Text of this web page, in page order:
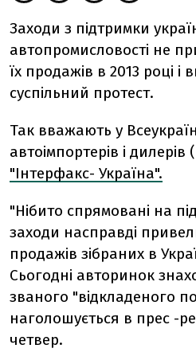
Заходи з підтримки
автопромисловості не
їх продажів в 2013 році і
суспільний протест.
Так вважають у
автоімпортерів і
"Інтерфакс- Україна".
"Нібито спрямовані на
заходи насправді
продажів зібраних в
Сьогодні авторинок
званого "відкладеного
наголошується в прес -
четвер.